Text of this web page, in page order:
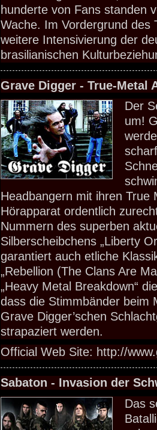
hunderte von Fans standen
Wache. Im Vordergrund des
weitere Intensivierung der
brasilianischen
Grave Digger - True-Metal
Der
um!
Headbangern mit ihren True
Hörapparat ordentlich
Nummern des superben
Silberscheibchens „Liberty
garantiert auch etliche
„Rebellion (The Clans Are
„Heavy Metal Breakdown“
dass die Stimmbänder beim
Grave Digger’schen
strapaziert werden.
Official Web Site: http://
Sabaton - Invasion der
Das